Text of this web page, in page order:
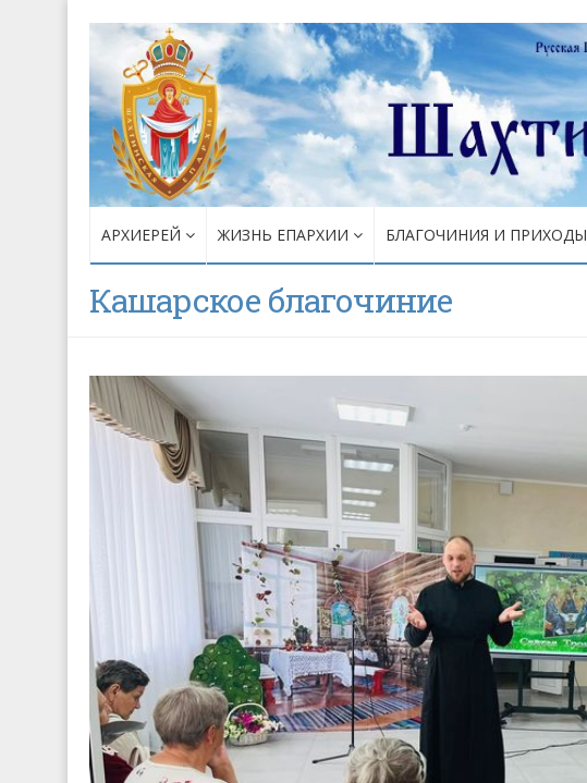
АРХИЕРЕЙ ЖИЗНЬ ЕПАРХИИ БЛАГОЧИНИЯ И ПРИХОДЫ
Кашарское благочиние